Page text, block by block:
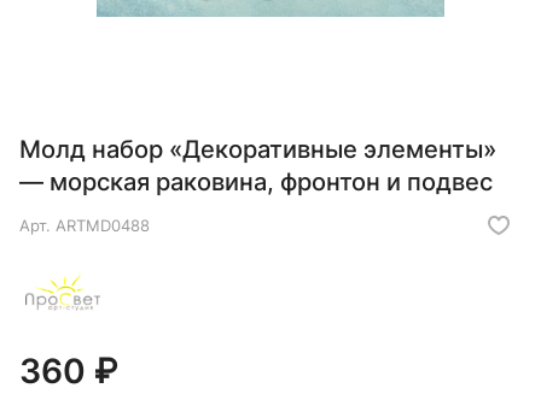
Молд набор «Декоративные элементы»
— морская раковина, фронтон и подвес
Арт. ARTMD0488
360 ₽